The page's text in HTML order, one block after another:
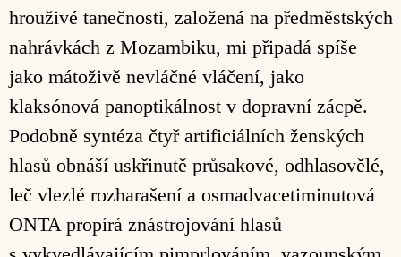
hrouživé tanečnosti, založená na předměstských
nahrávkách z Mozambiku, mi připadá spíše
jako mátoživě nevláčné vláčení, jako
klaksónová panoptikálnost v dopravní zácpě.
Podobně syntéza čtyř artificiálních ženských
hlasů obnáší uskřinutě průsakové, odhlasovělé,
leč vlezlé rozharašení a osmadvacetiminutová
ONTA propírá znástrojování hlasů